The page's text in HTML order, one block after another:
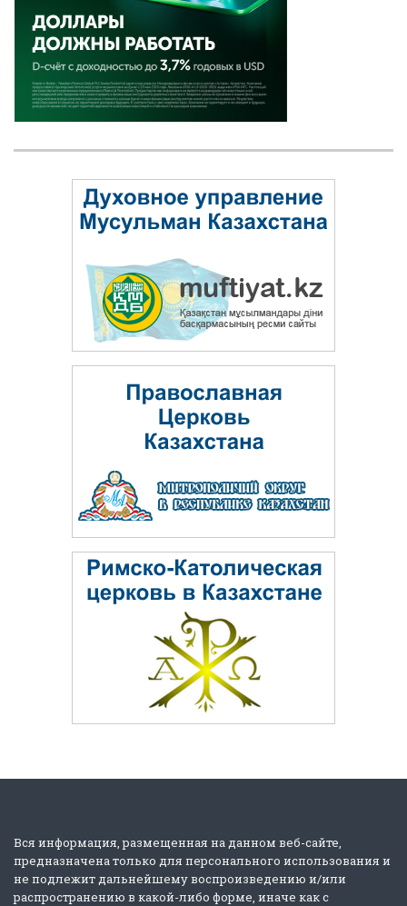
Вся информация, размещенная на данном веб-сайте,
предназначена только для персонального использования и
не подлежит дальнейшему воспроизведению и/или
распространению в какой-либо форме, иначе как с